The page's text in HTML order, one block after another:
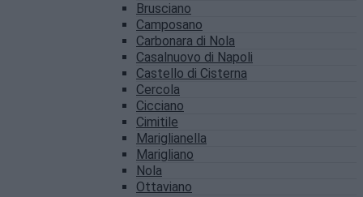
Brusciano
Camposano
Carbonara di Nola
Casalnuovo di Napoli
Castello di Cisterna
Cercola
Cicciano
Cimitile
Mariglianella
Marigliano
Nola
Ottaviano